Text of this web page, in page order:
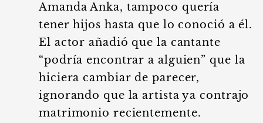
Amanda Anka, tampoco quería
tener hijos hasta que lo conoció a él.
El actor añadió que la cantante
“podría encontrar a alguien” que la
hiciera cambiar de parecer,
ignorando que la artista ya contrajo
matrimonio recientemente.